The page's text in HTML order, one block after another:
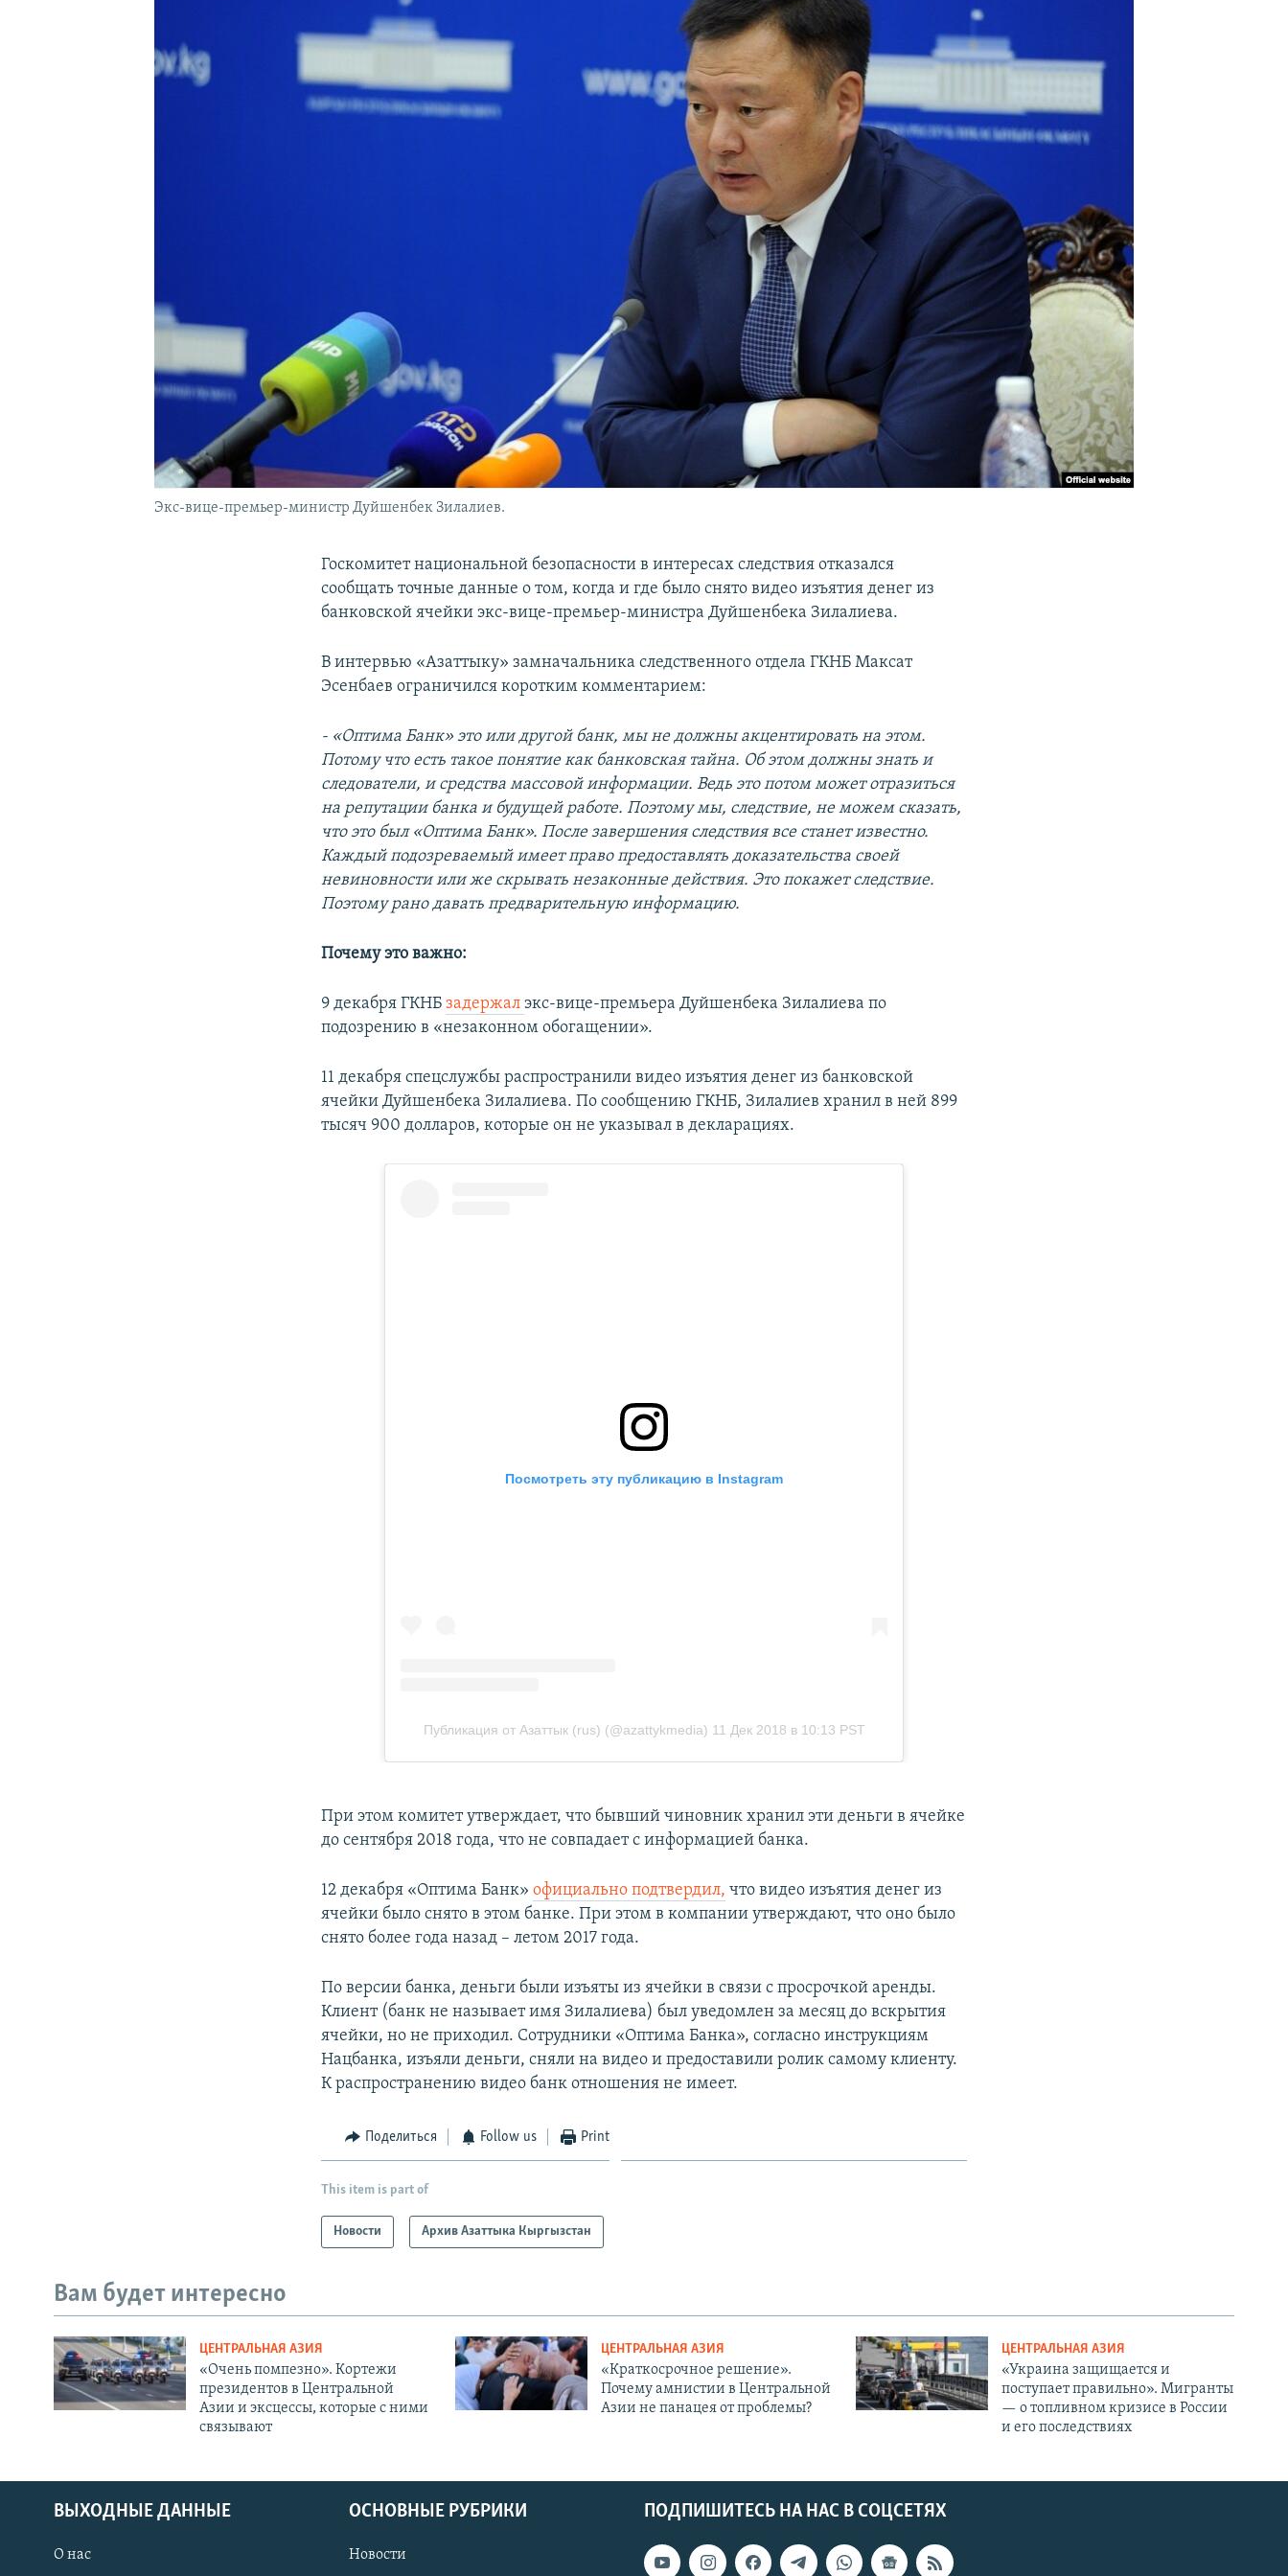
Экс-вице-премьер-министр Дуйшенбек Зилалиев.
Госкомитет национальной безопасности в интересах следствия отказался
сообщать точные данные о том, когда и где было снято видео изъятия денег из
банковской ячейки экс-вице-премьер-министра Дуйшенбека Зилалиева.
В интервью «Азаттыку» замначальника следственного отдела ГКНБ Максат
Эсенбаев ограничился коротким комментарием:
- «Оптима Банк» это или другой банк, мы не должны акцентировать на этом.
Потому что есть такое понятие как банковская тайна. Об этом должны знать и
следователи, и средства массовой информации. Ведь это потом может отразиться
на репутации банка и будущей работе. Поэтому мы, следствие, не можем сказать,
что это был «Оптима Банк». После завершения следствия все станет известно.
Каждый подозреваемый имеет право предоставлять доказательства своей
невиновности или же скрывать незаконные действия. Это покажет следствие.
Поэтому рано давать предварительную информацию.
Почему это важно:
9 декабря ГКНБзадержалэкс-вице-премьера Дуйшенбека Зилалиева по
подозрению в «незаконном обогащении».
11 декабря спецслужбы распространили видео изъятия денег из банковской
ячейки Дуйшенбека Зилалиева. По сообщению ГКНБ, Зилалиев хранил в ней 899
тысяч 900 долларов, которые он не указывал в декларациях.
При этом комитет утверждает, что бывший чиновник хранил эти деньги в ячейке
до сентября 2018 года, что не совпадает с информацией банка.
12 декабря «Оптима Банк»официально подтвердил, что видео изъятия денег из
ячейки было снято в этом банке. При этом в компании утверждают, что оно было
снято более года назад – летом 2017 года.
По версии банка, деньги были изъяты из ячейки в связи с просрочкой аренды.
Клиент (банк не называет имя Зилалиева) был уведомлен за месяц до вскрытия
ячейки, но не приходил. Сотрудники «Оптима Банка», согласно инструкциям
Нацбанка, изъяли деньги, сняли на видео и предоставили ролик самому клиенту.
К распространению видео банк отношения не имеет.
Поделиться Follow us Print
This item is part of
Новости Архив Азаттыка Кыргызстан
Вам будет интересно
ЦЕНТРАЛЬНАЯ АЗИЯ
«Очень помпезно». Кортежи
президентов в Центральной
Азии и эксцессы, которые с ними
связывают
ЦЕНТРАЛЬНАЯ АЗИЯ
«Краткосрочное решение».
Почему амнистии в Центральной
Азии не панацея от проблемы?
ЦЕНТРАЛЬНАЯ АЗИЯ
«Украина защищается и
поступает правильно». Мигранты
— о топливном кризисе в России
и его последствиях
ПОДПИШИТЕСЬ НА НАС В СОЦСЕТЯХ
ВЫХОДНЫЕ ДАННЫЕ
О нас
ОСНОВНЫЕ РУБРИКИ
Новости